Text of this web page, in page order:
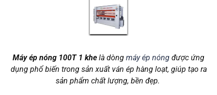
Máy ép nóng 100T 1 khe là dòng máy ép nóng được ứng
dụng phổ biến trong sản xuất ván ép hàng loạt, giúp tạo ra
sản phẩm chất lượng, bền đẹp.